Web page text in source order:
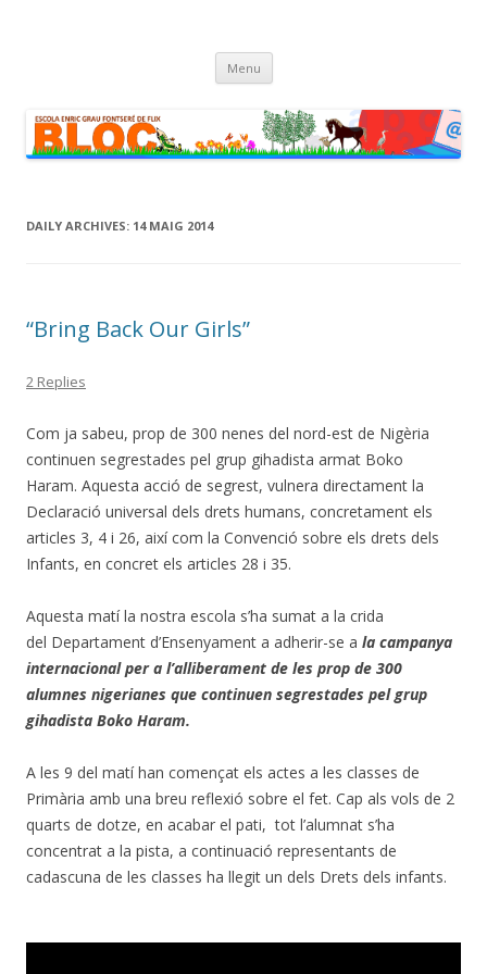
Menu Skip
content
DAILY ARCHIVES: 14 MAIG 2014
“Bring Back Our Girls”
2 Replies
Com ja sabeu, prop de 300 nenes del nord-est de Nigèria
continuen segrestades pel grup gihadista armat Boko
Haram. Aquesta acció de segrest, vulnera directament la
Declaració universal dels drets humans, concretament els
articles 3, 4 i 26, així com la Convenció sobre els drets dels
Infants, en concret els articles 28 i 35.
Aquesta matí la nostra escola s’ha sumat a la crida
del Departament d’Ensenyament a adherir-se a la campanya
internacional per a l’alliberament de les prop de 300
alumnes nigerianes que continuen segrestades pel grup
gihadista Boko Haram.
A les 9 del matí han començat els actes a les classes de
Primària amb una breu reflexió sobre el fet. Cap als vols de 2
quarts de dotze, en acabar el pati, tot l’alumnat s’ha
concentrat a la pista, a continuació representants de
cadascuna de les classes ha llegit un dels Drets dels infants.